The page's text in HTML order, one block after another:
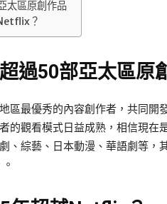
太區原創作品
？
過50部亞太區原
區最優秀的內容創作者，共同
的觀看模式日益成熟，相信現在
、綜藝、日本動漫、華語劇等